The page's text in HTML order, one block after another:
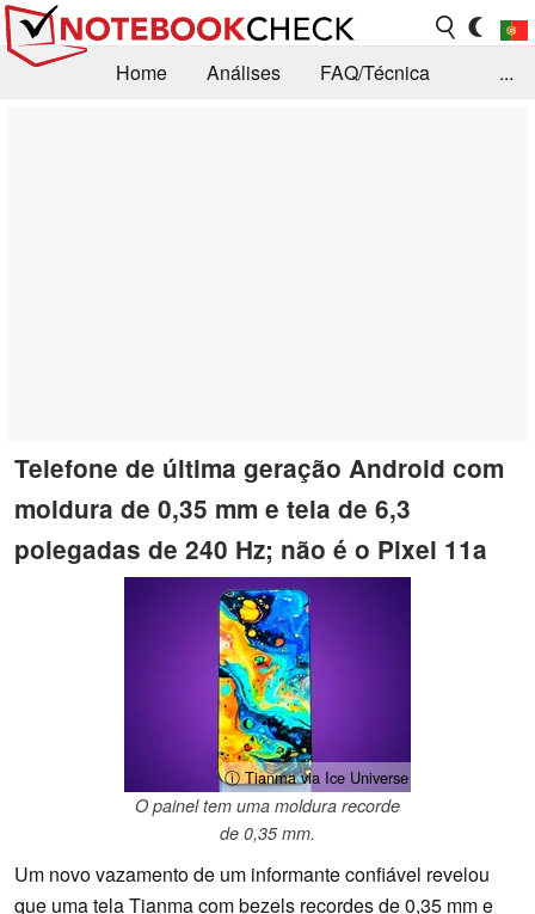
Home Análises
FAQ/Técnica
...
Telefone de última geração Android com
moldura de 0,35 mm e tela de 6,3
polegadas de 240 Hz; não é o Pixel 11a
ⓘ Tianma via Ice Universe
O painel tem uma moldura recorde
de 0,35 mm.
Um novo vazamento de um informante confiável revelou
que uma tela Tianma com bezels recordes de 0,35 mm e